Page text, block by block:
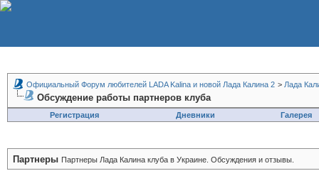
Официальный Форум любителей LADA Kalina и новой Лада Калина 2 > Лада
Обсуждение работы партнеров клуба
Регистрация Дневники Галерея
Партнеры Партнеры Лада Калина клуба в Украине. Обсуждения и отзывы.